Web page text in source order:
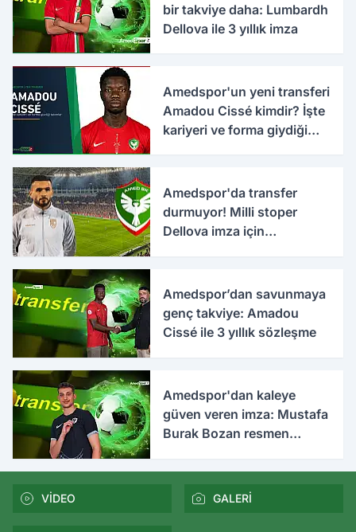
bir takviye daha: Lumbardh
Dellova ile 3 yıllık imza
Amedspor'un yeni transferi
Amadou Cissé kimdir? İşte
kariyeri ve forma giydiği
Amedspor'da transfer
durmuyor! Milli stoper
Dellova imza için
Amedspor’dan savunmaya
genç takviye: Amadou
Cissé ile 3 yıllık sözleşme
Amedspor'dan kaleye
güven veren imza: Mustafa
Burak Bozan resmen
VİDEO GALERİ